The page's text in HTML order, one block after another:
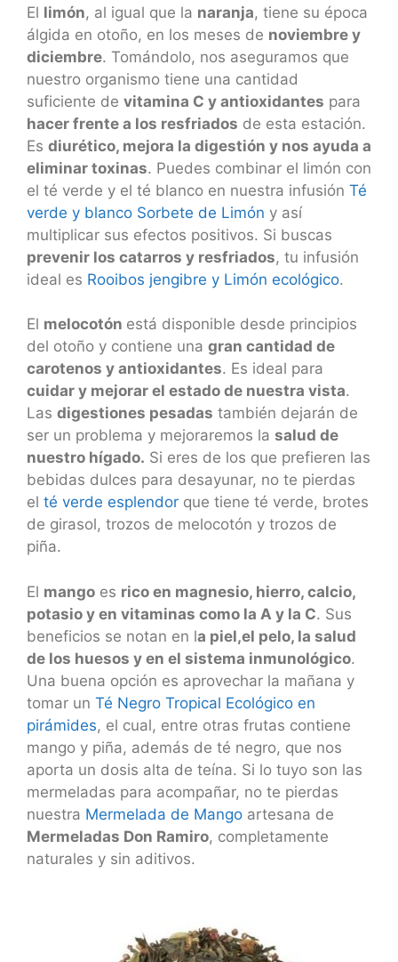
El limón, al igual que la naranja, tiene su época
álgida en otoño, en los meses de noviembre y
diciembre. Tomándolo, nos aseguramos que
nuestro organismo tiene una cantidad
suficiente de vitamina C y antioxidantes para
hacer frente a los resfriados de esta estación.
Es diurético, mejora la digestión y nos ayuda a
eliminar toxinas. Puedes combinar el limón con
el té verde y el té blanco en nuestra infusión Té
verde y blanco Sorbete de Limón y así
multiplicar sus efectos positivos. Si buscas
prevenir los catarros y resfriados, tu infusión
ideal es Rooibos jengibre y Limón ecológico.
El melocotón está disponible desde principios
del otoño y contiene una gran cantidad de
carotenos y antioxidantes. Es ideal para
cuidar y mejorar el estado de nuestra vista.
Las digestiones pesadas también dejarán de
ser un problema y mejoraremos la salud de
nuestro hígado. Si eres de los que prefieren las
bebidas dulces para desayunar, no te pierdas
el té verde esplendor que tiene té verde, brotes
de girasol, trozos de melocotón y trozos de
piña.
El mango es rico en magnesio, hierro, calcio,
potasio y en vitaminas como la A y la C. Sus
beneficios se notan en la piel,el pelo, la salud
de los huesos y en el sistema inmunológico.
Una buena opción es aprovechar la mañana y
tomar un Té Negro Tropical Ecológico en
pirámides, el cual, entre otras frutas contiene
mango y piña, además de té negro, que nos
aporta un dosis alta de teína. Si lo tuyo son las
mermeladas para acompañar, no te pierdas
nuestra Mermelada de Mango artesana de
Mermeladas Don Ramiro, completamente
naturales y sin aditivos.